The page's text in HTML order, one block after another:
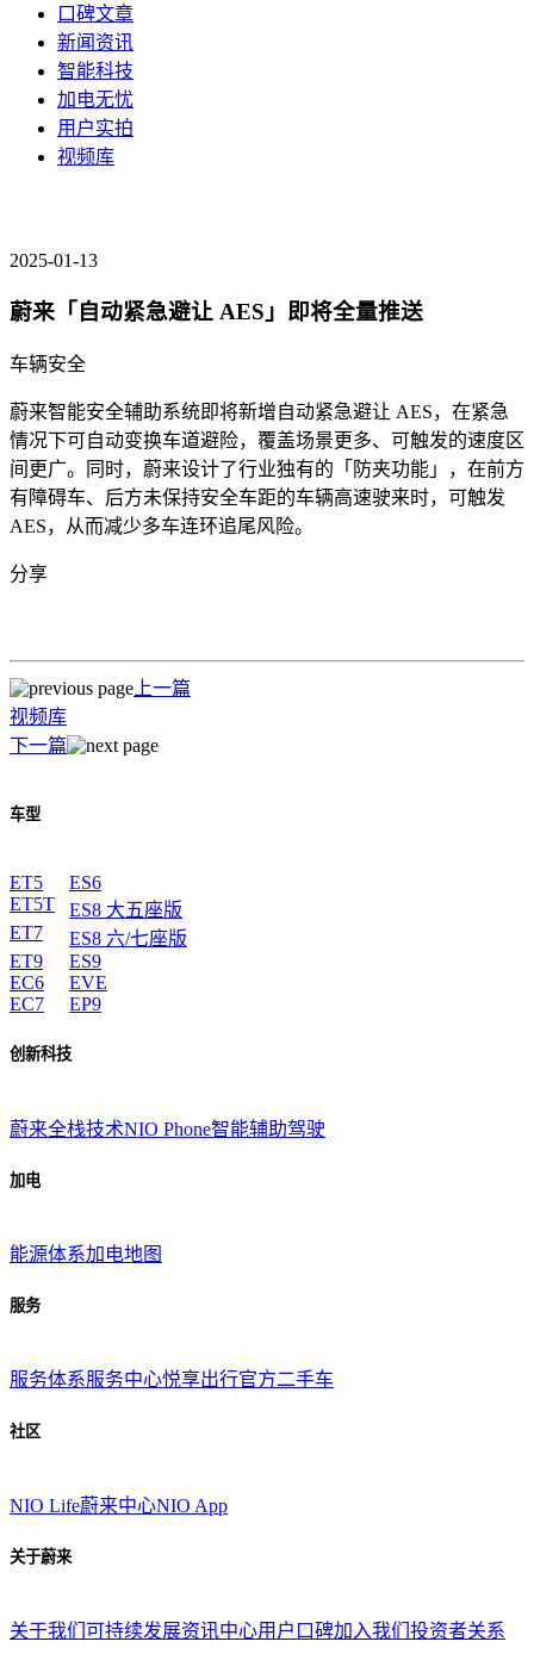
口碑文章
新闻资讯
智能科技
加电无忧
用户实拍
视频库
2025-01-13
蔚来「自动紧急避让 AES」即将全量推送
车辆安全
蔚来智能安全辅助系统即将新增自动紧急避让 AES，在紧急
情况下可自动变换车道避险，覆盖场景更多、可触发的速度区
间更广。同时，蔚来设计了行业独有的「防夹功能」，在前方
有障碍车、后方未保持安全车距的车辆高速驶来时，可触发
AES，从而减少多车连环追尾风险。
分享
上一篇
视频库
下一篇
车型
ET5
ET5T
ET7
ET9
EC6
EC7
ES6
ES8 大五座版
ES8 六/七座版
ES9
EVE
EP9
创新科技
蔚来全栈技术NIO Phone智能辅助驾驶
加电
能源体系加电地图
服务
服务体系服务中心悦享出行官方二手车
社区
NIO Life蔚来中心NIO App
关于蔚来
关于我们 可持续发展资讯中心用户口碑加入我们 投资者关系